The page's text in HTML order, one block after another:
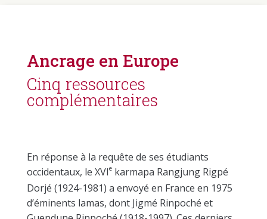
Ancrage en Europe
Cinq ressources
complémentaires
En réponse à la requête de ses étudiants
occidentaux, le XVIekarmapa Rangjung Rigpé
Dorjé (1924-1981) a envoyé en France en 1975
d’éminents lamas, dont Jigmé Rinpoché et